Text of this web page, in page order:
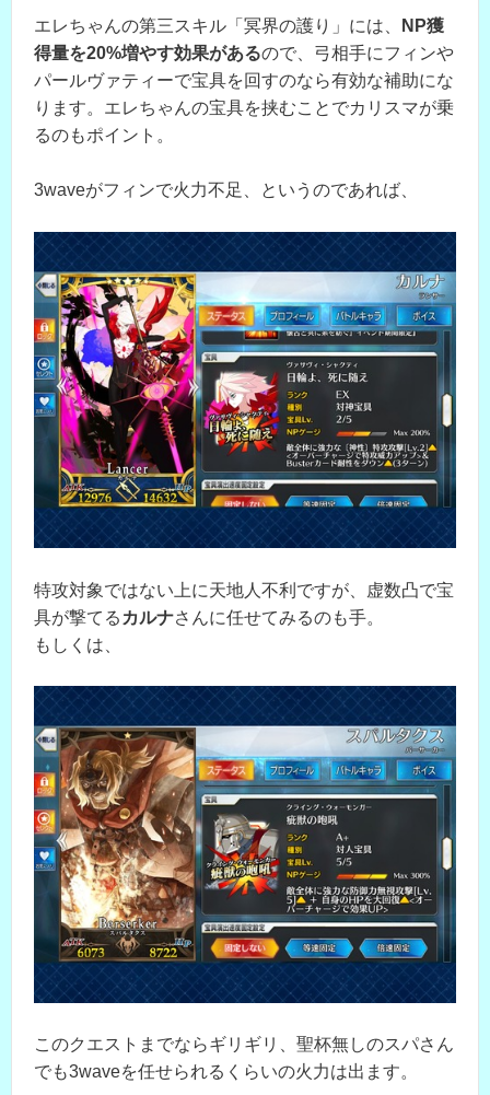
エレちゃんの第三スキル「冥界の護り」には、
NP獲
得量を20%増やす効果があるので、弓相手にフィンや
パールヴァティーで宝具を回すのなら有効な補助にな
ります。エレちゃんの宝具を挟むことでカリスマが乗
るのもポイント。
3waveがフィンで火力不足、というのであれば、
特攻対象ではない上に天地人不利ですが、虚数凸で宝
具が撃てる カルナさんに任せてみるのも手。
もしくは、
このクエストまでならギリギリ、聖杯無しのスパさん
でも3waveを任せられるくらいの火力は出ます。